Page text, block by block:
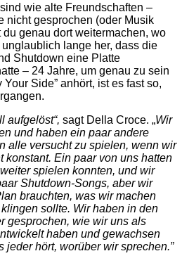
wie alte Freundschaften –
nicht gesprochen (oder Musik
genau dort weitermachen, wo
lange her, dass die
Shutdown eine Platte
– 24 Jahre, um genau zu sein
Side” anhört, ist es fast so,
aufgelöst“, sagt Della Croce. „Wir
und haben ein paar andere
alle versucht zu spielen, wenn wir
konstant. Ein paar von uns hatten
spielen konnten, und wir
Shutdown-Songs, aber wir
brauchten, was wir machen
sollte. Wir haben in den
gesprochen, wie wir uns als
haben und gewachsen
jeder hört, worüber wir sprechen.”